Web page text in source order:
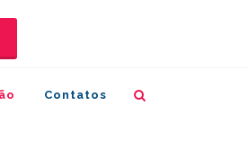
Contatos